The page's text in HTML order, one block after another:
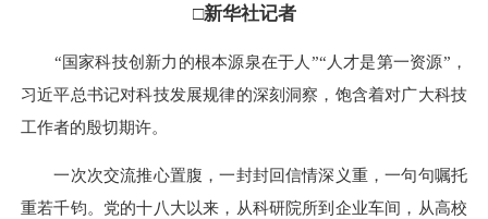
□新华社记者
“国家科技创新力的根本源泉在于人”“人才是第一资源”，
习近平总书记对科技发展规律的深刻洞察，饱含着对广大科技
工作者的殷切期许。
一次次交流推心置腹，一封封回信情深义重，一句句嘱托
重若千钧。党的十八大以来，从科研院所到企业车间，从高校